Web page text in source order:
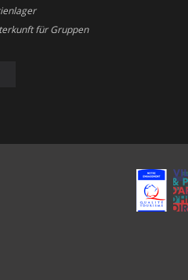
für Gruppen